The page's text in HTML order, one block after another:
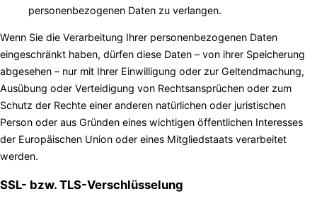
personenbezogenen Daten zu verlangen.
Wenn Sie die Verarbeitung Ihrer personenbezogenen Daten
eingeschränkt haben, dürfen diese Daten – von ihrer Speicherung
abgesehen – nur mit Ihrer Einwilligung oder zur Geltendmachung,
Ausübung oder Verteidigung von Rechtsansprüchen oder zum
Schutz der Rechte einer anderen natürlichen oder juristischen
Person oder aus Gründen eines wichtigen öffentlichen Interesses
der Europäischen Union oder eines Mitgliedstaats verarbeitet
werden.
SSL- bzw. TLS-Verschlüsselung